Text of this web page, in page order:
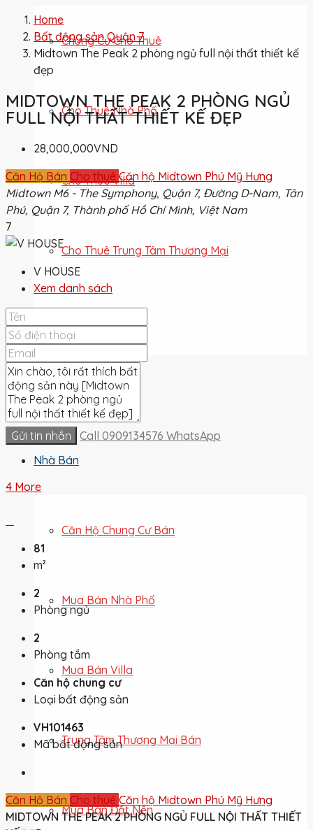
Chung Cư Cho Thuê
Cho Thuê Nhà Phố
Cho Thuê Villa
Cho Thuê Trung Tâm Thương Mại
Cho Thuê
Nhà Bán
Căn Hộ Chung Cư Bán
Mua Bán Nhà Phố
Mua Bán Villa
Trung Tâm Thương Mại Bán
Mua Bán Đất Nền
Home
Bất động sản Quận 7
Midtown The Peak 2 phòng ngủ full nội thất thiết kế
đẹp
MIDTOWN THE PEAK 2 PHÒNG NGỦ
FULL NỘI THẤT THIẾT KẾ ĐẸP
28,000,000VND
Căn Hộ Bán Cho thuê Căn hộ Midtown Phú Mỹ Hưng
Midtown M6 - The Symphony, Quận 7, Đường D-Nam, Tân
Phú, Quận 7, Thành phố Hồ Chí Minh, Việt Nam
7
V HOUSE
Xem danh sách
Gửi tin nhắn Call 0909134576 WhatsApp
4 More
81
m²
2
Phòng ngủ
2
Phòng tắm
Căn hộ chung cư
Loại bất động sản
VH101463
Mã bất động sản
Căn Hộ Bán Cho thuê Căn hộ Midtown Phú Mỹ Hưng
MIDTOWN THE PEAK 2 PHÒNG NGỦ FULL NỘI THẤT THIẾT